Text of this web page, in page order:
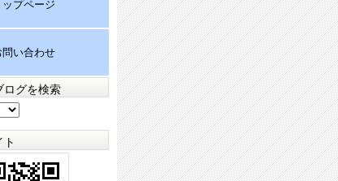
ップページ
問い合わせ
ログを検索
ト